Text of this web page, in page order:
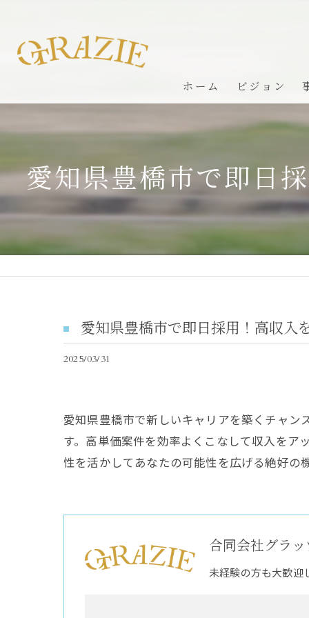
ホーム ビジョン
愛知県豊橋市で即日
愛知県豊橋市で即日採用！高収入
2025/03/31
愛知県豊橋市で新しいキャリアを築くチャ
す。高単価案件を効率よくこなして収入をア
性を活かしてあなたの可能性を広げる絶好の
合同会社グラ
未経験の方も大歓迎